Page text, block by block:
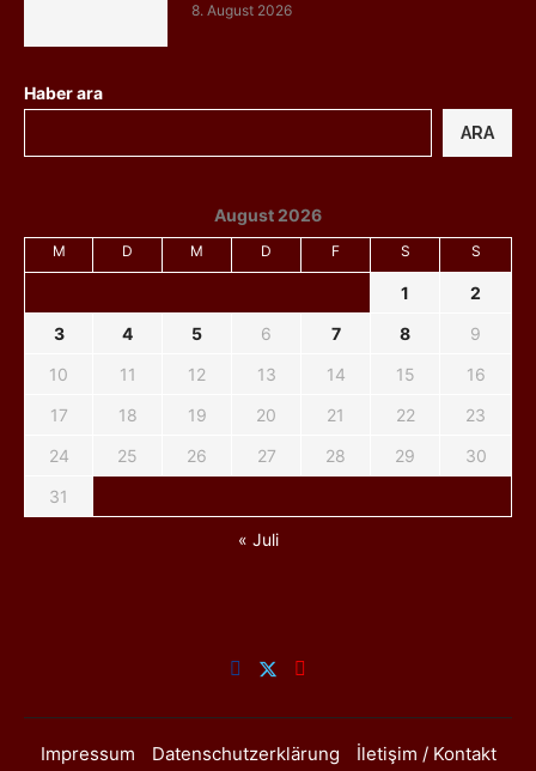
8. August 2026
Haber ara
ARA
August 2026
M D M D F S S
1
2
3
4 5 6 7 8
9
10
11 12 13 14 15
16
17
18 19 20 21 22
23
24
25 26 27 28 29
30
31
« Juli
Impressum Datenschutzerklärung İletişim / Kontakt